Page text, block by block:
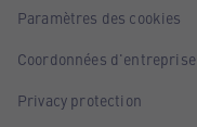
Paramètres des cookies
Coordonnées d'entreprise
Privacy protection